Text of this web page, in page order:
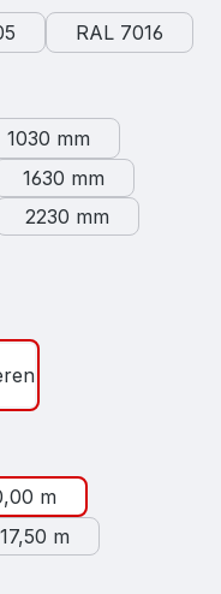
RAL 7016
1030 mm
1630 mm
2230 mm
m
17,50 m